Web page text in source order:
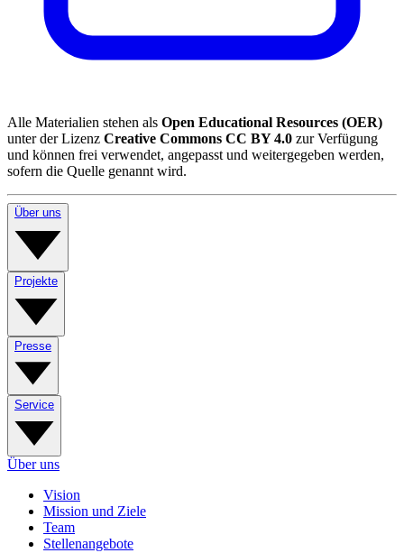
Alle Materialien stehen als Open Educational Resources (OER)
unter der Lizenz Creative Commons CC BY 4.0 zur Verfügung
und können frei verwendet, angepasst und weitergegeben werden,
sofern die Quelle genannt wird.
Über uns
Projekte
Presse
Service
Über uns
Vision
Mission und Ziele
Team
Stellenangebote